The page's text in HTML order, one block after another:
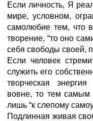
Если личность, Я
мире, условном,
самолюбие тем, что
творение, “то оно
себя свободы своей,
Если человек
служить его
творческая
вовне, то тем самым
лишь “к слепому
Подлинная живая